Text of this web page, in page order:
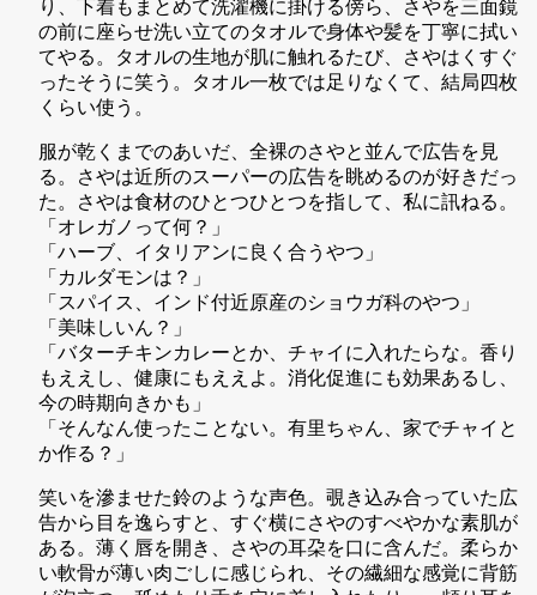
り、下着もまとめて洗濯機に掛ける傍ら、さやを三面鏡
の前に座らせ洗い立てのタオルで身体や髪を丁寧に拭い
てやる。タオルの生地が肌に触れるたび、さやはくすぐ
ったそうに笑う。タオル一枚では足りなくて、結局四枚
くらい使う。
服が乾くまでのあいだ、全裸のさやと並んで広告を見
る。さやは近所のスーパーの広告を眺めるのが好きだっ
た。さやは食材のひとつひとつを指して、私に訊ねる。
「オレガノって何？」
「ハーブ、イタリアンに良く合うやつ」
「カルダモンは？」
「スパイス、インド付近原産のショウガ科のやつ」
「美味しいん？」
「バターチキンカレーとか、チャイに入れたらな。香り
もええし、健康にもええよ。消化促進にも効果あるし、
今の時期向きかも」
「そんなん使ったことない。有里ちゃん、家でチャイと
か作る？」
笑いを滲ませた鈴のような声色。覗き込み合っていた広
告から目を逸らすと、すぐ横にさやのすべやかな素肌が
ある。薄く唇を開き、さやの耳朶を口に含んだ。柔らか
い軟骨が薄い肉ごしに感じられ、その繊細な感覚に背筋